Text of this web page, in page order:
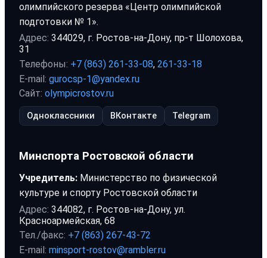
олимпийского резерва «Центр олимпийской
подготовки № 1».
Адрес: 344029, г. Ростов-на-Дону, пр-т Шолохова,
31
Телефоны: +7 (863) 261-33-08, 261-33-18
E-mail: gurocsp-1@yandex.ru
Сайт: olympicrostov.ru
Одноклассники ВКонтакте Telegram
Минспорта Ростовской области
Учредитель: Министерство по физической
культуре и спорту Ростовской области
Адрес: 344082, г. Ростов-на-Дону, ул.
Красноармейская, 68
Тел./факс: +7 (863) 267-43-72
E-mail: minsport-rostov@rambler.ru